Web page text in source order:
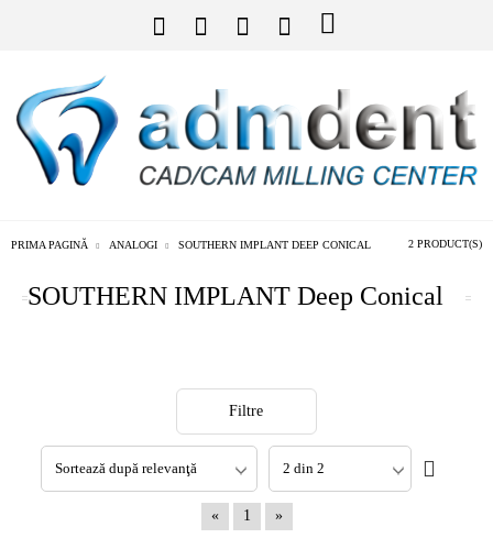
PRIMA PAGINĂ ANALOGI SOUTHERN IMPLANT DEEP CONICAL 2 PRODUCT(S)
SOUTHERN IMPLANT Deep Conical
Filtre
« 1 »